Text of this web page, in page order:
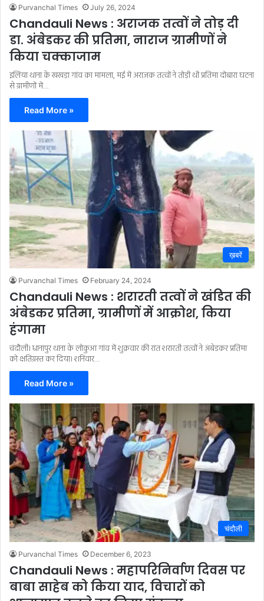
Purvanchal Times July 26, 2024
Chandauli News : अराजक तत्वों ने तोड़ दी
डा. अंबेडकर की प्रतिमा, नाराज ग्रामीणों ने
किया चक्काजाम
इलिया थाना के खखड़ा गांव का मामला, मई में अराजक तत्वों ने तोड़ी थी प्रतिमा दोबारा घटना
से ग्रामीणों में…
Read More »
ख़बरें
Purvanchal Times February 24, 2024
Chandauli News : शरारती तत्वों ने खंडित की
अंबेडकर प्रतिमा, ग्रामीणों में आक्रोश, किया
हंगामा
चंदौली। धानापुर थाना के लोकुआ गांव में शुक्रवार की रात शरारती तत्वों ने अंबेडकर प्रतिमा
को क्षतिग्रस्त कर दिया। शनिवार…
Read More »
चंदौली
Purvanchal Times December 6, 2023
Chandauli News : महापरिनिर्वाण दिवस पर
बाबा साहेब को किया याद, विचारों को